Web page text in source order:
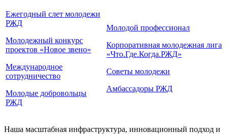
Ежегодный слет молодежи
РЖД
Молодежный конкурс
проектов «Новое звено»
Международное
сотрудничество
Молодые добровольцы
РЖД
Молодой профессионал
Корпоративная молодежная лига
«Что.Где.Когда.РЖД»
Советы молодежи
Амбассадоры РЖД
Наша масштабная инфраструктура, инновационный подход и